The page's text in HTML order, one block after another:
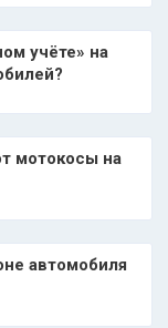
учёте» на
мотокосы на
автомобиля